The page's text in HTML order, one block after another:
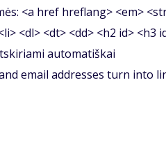
<a href hreflang> <em>
<dl> <dt> <dd> <h2 id> <h3
automatiškai
email addresses turn into